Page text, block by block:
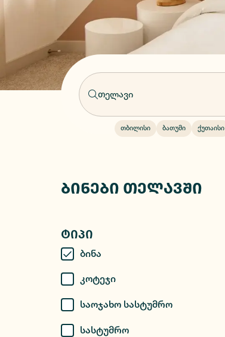
თბილისი ბათუმი ქუთაისი
ბინები თელავში
Ტიპი
Ბინა
Კოტეჯი
Საოჯახო Სასტუმრო
Სასტუმრო